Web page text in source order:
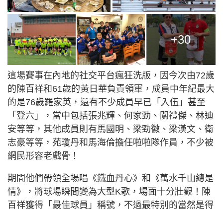
+30
這場賽事在內地的社交平台瘋狂洗版，因今次由72歲
的陳百祥和61歲的黃日華負責領軍，成員中年紀最大
的是76歲羅家英，還有不少成員早已「入伍」甚至
「登六」，當中包括張兆輝、何家勁、關禮傑、林迪
安等等，其他成員則有馬國明、梁勁徽、梁漢文、衛
志豪等等，苑瓊丹和馬海倫擔任啦啦隊作員，不少被
網民形容老戲骨！
期間他們帶領全場唱《鐵血丹心》和《萬水千山總是
情》，將球場瞬間變為大型K歌，場面十分壯觀！陳
百祥獲得「最佳球員」稱號，不過最特別的當然是得